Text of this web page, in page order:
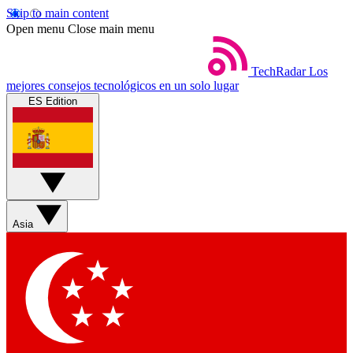
Skip to main content
Open menu Close main menu
TechRadar Los
mejores consejos tecnológicos en un solo lugar
ES Edition
Asia